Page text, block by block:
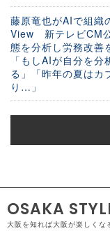
藤原竜也がAIで組織
View 新テレビCM
態を分析し労務改善
「もしAIが自分を
る」「昨年の夏はカ
り…」
OSAKA
大阪を知れば大阪が楽しくな